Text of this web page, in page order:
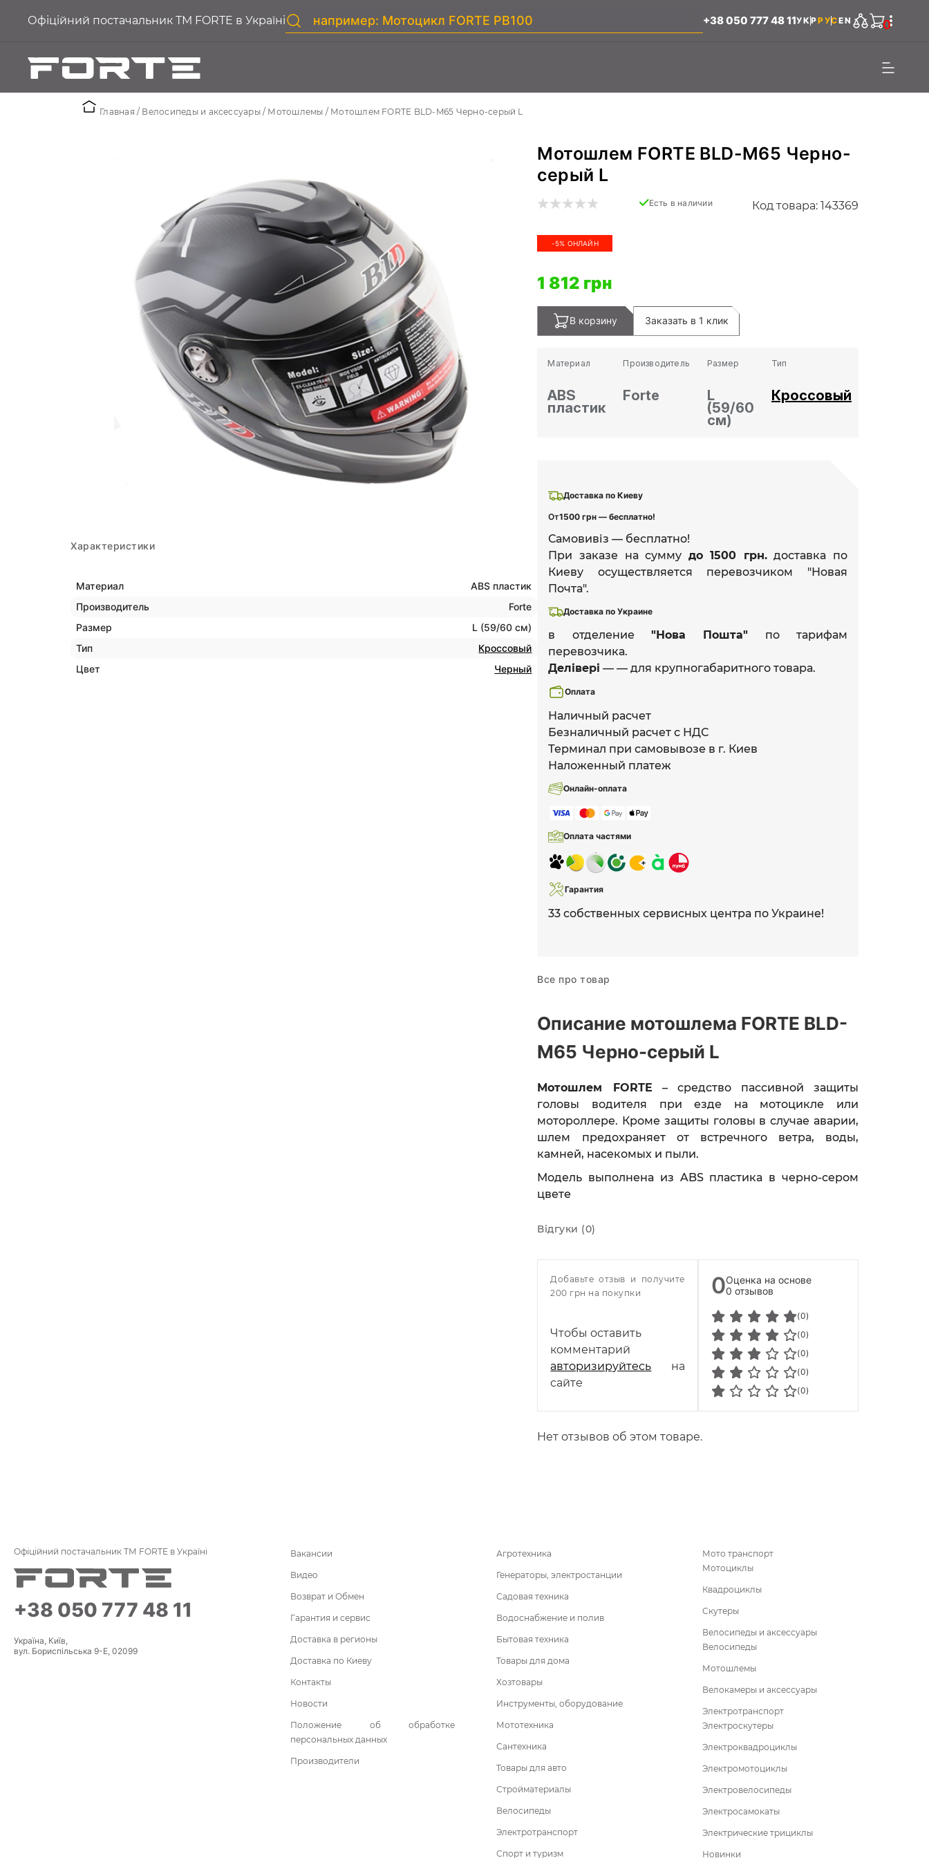
Офіційний постачальник ТМ FORTE в Україні +38 050 777 48 11УКРРУСEN 0
Главная Велосипеды и аксессуары Мотошлемы Мотошлем FORTE BLD-M65 Черно-серый L
Характеристики
Материал
ABS пластик
Производитель
Forte
Размер
L (59/60 см)
Тип
Кроссовый
Цвет
Черный
Мотошлем FORTE BLD-M65 Черно-
серый L
Есть в наличии Код товара: 143369
-5% ОНЛАЙН
1 812 грн
В корзину Заказать в 1 клик
Материал
ABS
пластик
Производитель
Forte
Размер
L
(59/60
см)
Тип
Кроссовый
Доставка по Киеву
От1500 грн — бесплатно!
Самовивіз — бесплатно!
При заказе на сумму до 1500 грн.доставка по
Киеву осуществляется перевозчиком "Новая
Почта".
Доставка по Украине
в отделение "Нова Пошта" по тарифам
перевозчика.
Делівері — — для крупногабаритного товара.
Оплата
Наличный расчет
Безналичный расчет с НДС
Терминал при самовывозе в г. Киев
Наложенный платеж
Онлайн-оплата
Оплата частями
Гарантия
33 собственных сервисных центра по Украине!
Все про товар
Описание мотошлема FORTE BLD-
M65 Черно-серый L
Мотошлем FORTE – средство пассивной защиты
головы водителя при езде на мотоцикле или
мотороллере. Кроме защиты головы в случае аварии,
шлем предохраняет от встречного ветра, воды,
камней, насекомых и пыли.
Модель выполнена из ABS пластика в черно-сером
цвете
Відгуки (0)
Добавьте отзыв и получите
200 грн на покупки
Чтобы оставить
комментарий
авторизируйтесь на
сайте
0Оценка на основе
0 отзывов
(0)
(0)
(0)
(0)
(0)
Нет отзывов об этом товаре.
Офіційний постачальник ТМ FORTE в Україні
+38 050 777 48 11
Україна, Київ,
вул. Бориспільська 9-Е, 02099
Вакансии
Видео
Возврат и Обмен
Гарантия и сервис
Доставка в регионы
Доставка по Киеву
Контакты
Новости
Положение об обработке
персональных данных
Производители
Агротехника
Генераторы, электростанции
Садовая техника
Водоснабжение и полив
Бытовая техника
Товары для дома
Хозтовары
Инструменты, оборудование
Мототехника
Сантехника
Товары для авто
Стройматериалы
Велосипеды
Электротранспорт
Спорт и туризм
Мото транспорт
Мотоциклы
Квадроциклы
Скутеры
Велосипеды и аксессуары
Велосипеды
Мотошлемы
Велокамеры и аксессуары
Электротранспорт
Электроскутеры
Электроквадроциклы
Электромотоциклы
Электровелосипеды
Электросамокаты
Электрические трициклы
Новинки